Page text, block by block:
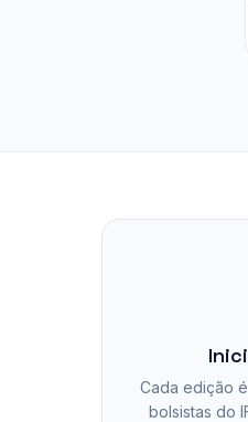
Cada edição
bolsistas do